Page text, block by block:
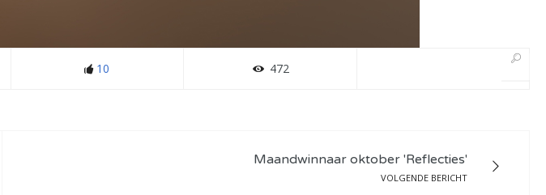
10 472
Maandwinnaar oktober 'Reflecties'
VOLGENDE BERICHT